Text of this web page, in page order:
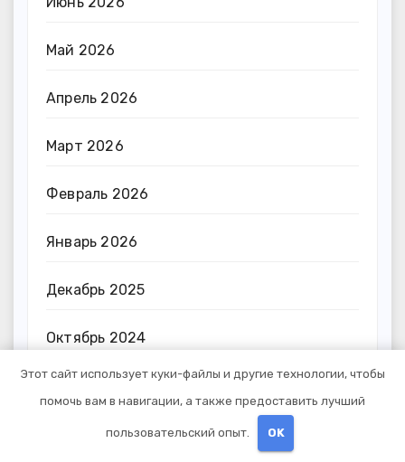
Май 2026
Апрель 2026
Март 2026
Февраль 2026
Январь 2026
Декабрь 2025
Октябрь 2024
Сентябрь 2024
Август 2024
Этот сайт использует куки-файлы и другие технологии, чтобы
помочь вам в навигации, а также предоставить лучший
пользовательский опыт. OK